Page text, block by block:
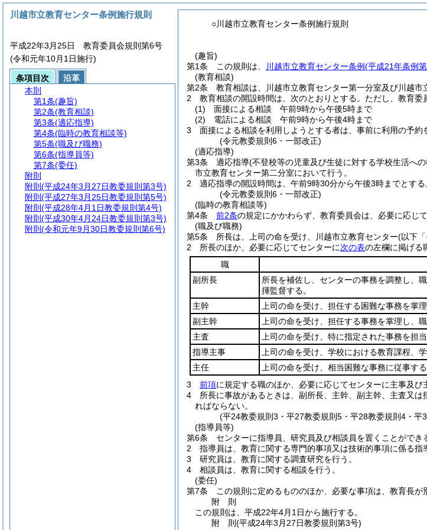
○川越市立教育センター条例施行規則
(趣旨)
第1条
この規則は、 川越市立教育センター条例(平成21年条例
(教育相談)
第2条
教育相談は、川越市立教育センター第一分室及び川越
2
教育相談の開設時間は、次のとおりとする。 ただし、教育委
(1)
面接による相談 午前9時から午後5時まで
(2)
電話による相談 午前9時から午後4時まで
3
面接による相談を利用しようとする者は、事前に利用の予約
(令元教委規則6・一部改正)
(適応指導)
第3条
適応指導(不登校等の児童及び生徒に対する学校生活へ
市立教育センター第二分室において行う。
2
適応指導の開設時間は、午前9時30分から午後3時までとする
(令元教委規則6・一部改正)
(臨時の教育相談等)
第4条
前2条の規定にかかわらず、教育委員会は、必要に応じ
(職及び職務)
第5条
所長は、上司の命を受け、川越市立教育センター(以下
2
所長のほか、必要に応じてセンターに次の表の左欄に掲げる
職
副所長
所長を補佐し、センターの事務を調整し、
揮監督する。
主幹
上司の命を受け、担任する困難な事務を掌
副主幹
上司の命を受け、担任する事務を掌理し、
主査
上司の命を受け、特に指定された事務を担
指導主事
上司の命を受け、学校における教育課程、
主任
上司の命を受け、相当困難な事務に従事する
3
前項に規定する職のほか、必要に応じてセンターに主事及び
4
所長に事故があるときは、副所長、主幹、副主幹、主査又は
ればならない。
(平24教委規則3・平27教委規則5・平28教委規則4・平
(指導員等)
第6条
センターに指導員、研究員及び相談員を置くことができ
2
指導員は、教育に関する専門的事項又は技術的事項に係る指
3
研究員は、教育に関する調査研究を行う。
4
相談員は、教育に関する相談を行う。
(委任)
第7条
この規則に定めるもののほか、必要な事項は、教育長が
附 則
この規則は、平成22年4月1日から施行する。
附 則(平成24年3月27日教委規則第3号)
川越市立教育センター条例施行規則
平成22年3月25日 教育委員会規則第6号
(令和元年10月1日施行)
条項目次
沿革
本則
第1条(趣旨)
第2条(教育相談)
第3条(適応指導)
第4条(臨時の教育相談等)
第5条(職及び職務)
第6条(指導員等)
第7条(委任)
附則
附則 (平成24年3月27日教委規則第3号)
附則 (平成27年3月25日教委規則第5号)
附則 (平成28年4月1日教委規則第4号)
附則 (平成30年4月24日教委規則第3号)
附則 (令和元年9月30日教委規則第6号)